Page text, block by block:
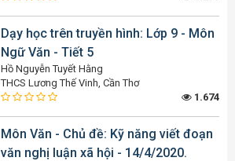
Dạy học trên truyền hình: Lớp 9 - Môn
Ngữ Văn - Tiết 5
Hồ Nguyễn Tuyết Hằng
THCS Lương Thế Vinh, Cần Thơ
1.674
Môn Văn - Chủ đề: Kỹ năng viết đoạn
văn nghị luận xã hội - 14/4/2020.